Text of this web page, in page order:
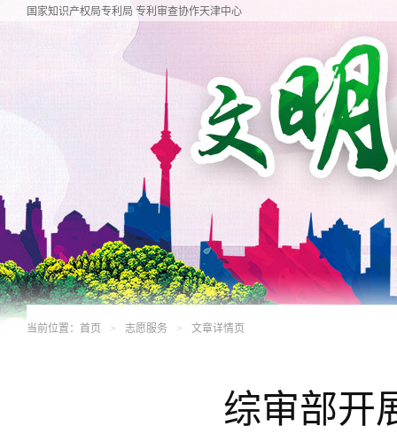
国家知识产权局专利局 专利审查协作天津中心
当前位置： 首页 > 志愿服务 > 文章详情页
综审部开